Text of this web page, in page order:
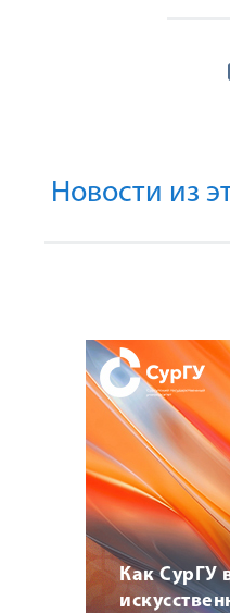
Новости из
Как СурГУ